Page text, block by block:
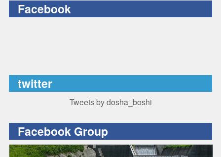
Facebook
twitter
Tweets by dosha_boshi
Facebook Group